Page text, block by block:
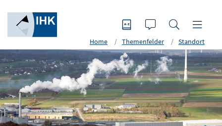
Home Themenfelder Standort